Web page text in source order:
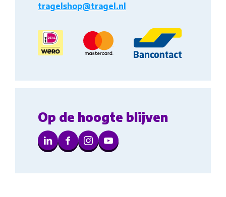
tragelshop@tragel.nl
Op de hoogte blijven